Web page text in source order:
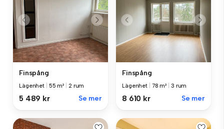
Finspång
Lägenhet 55 m² 2 rum
5 489 kr Se mer
Finspång
Lägenhet 78 m² 3 rum
8 610 kr Se mer